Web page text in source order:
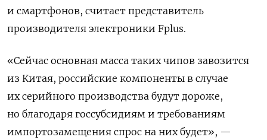
и смартфонов, считает представитель
производителя электроники Fplus.
«Сейчас основная масса таких чипов завозится
из Китая, российские компоненты в случае
их серийного производства будут дороже,
но благодаря госсубсидиям и требованиям
импортозамещения спрос на них будет», —